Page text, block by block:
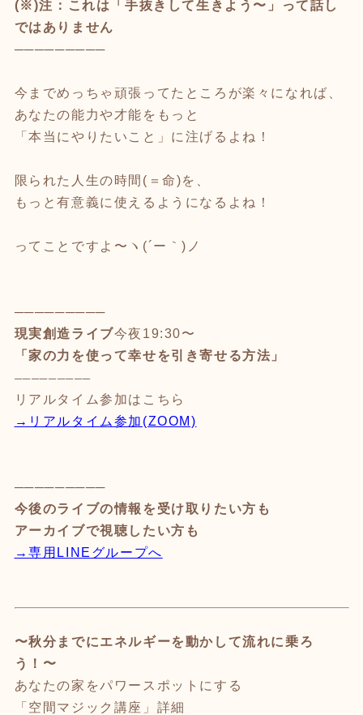
(※)注：これは「手抜きして生きよう〜」って話し
ではありません
─────────
今までめっちゃ頑張ってたところが楽々になれば、
あなたの能力や才能をもっと
「本当にやりたいこと」に注げるよね！
限られた人生の時間(＝命)を、
もっと有意義に使えるようになるよね！
ってことですよ〜ヽ(´ー｀)ノ
─────────
現実創造ライブ今夜19:30〜
「家の力を使って幸せを引き寄せる方法」
─────────
リアルタイム参加はこちら
→リアルタイム参加(ZOOM)
─────────
今後のライブの情報を受け取りたい方も
アーカイブで視聴したい方も
→専用LINEグループへ
〜秋分までにエネルギーを動かして流れに乗ろ
う！〜
あなたの家をパワースポットにする
「空間マジック講座」詳細